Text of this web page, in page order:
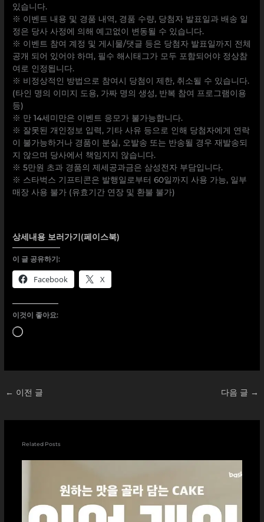
있습니다.
※ 이벤트 내용 및 경품 내역, 경품 수량, 당첨자 발표일과 배송 일
정은 당사 사정에 의해 예고없이 변동될 수 있습니다.
※ 이벤트 참여 계정 및 게시물/댓글 등은 당첨자 발표일까지 전체
공개 되어 있어야 하며, 필수 해시태그가 모두 포함되어야 정상참
여로 인정됩니다.
※ 비정상적인 방법으로 참여시 당첨이 제한, 취소될 수 있습니다.
(타인 명의 이미지 도용, 가짜 명의 생성, 반복 참여 프로그램이용
등)
※ 만 14세미만은 이벤트 응모가 불가능합니다.
※ 잘못된 개인정보 입력, 기타 사유 등으로 인해 당첨자에게 연락
이 불가능하거나 경품이 분실, 오발송 또는 반송될 경우 재발송되
지 않으며 당사에서 책임지지 않습니다.
※ 5만원 초과 경품의 제세공과금은 삼성전자 부담입니다.
※ 스타벅스 기프티콘은 발행일로부터 60일까지 사용 가능, 일부
매장 사용 불가 (유효기간 연장 및 환불 불가)
상세내용 보러가기(페이스북)
이 글 공유하기:
Facebook X
이것이 좋아요:
로
← 이전 글 다음 글 →
Related Posts